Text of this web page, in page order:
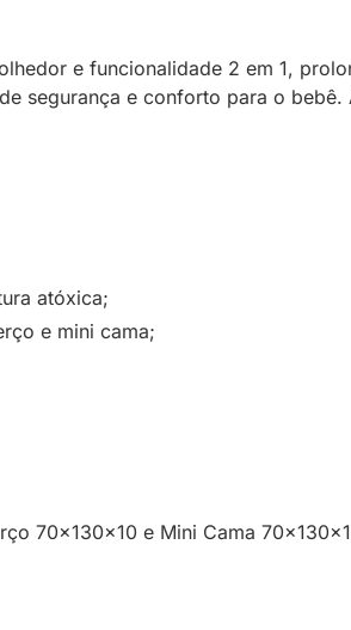
e funcionalidade 2 em 1,
segurança e conforto para o
atóxica;
e mini cama;
70x130x10 e Mini Cama